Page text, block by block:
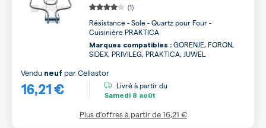
(1)
Résistance - Sole - Quartz pour Four -
Cuisinière PRAKTICA
Marques compatibles : GORENJE, FORON,
SIDEX, PRIVILEG, PRAKTICA, JUWEL
16,21 €
Vendu neuf parCellastor
Livré à partir du
Samedi 8 août
Plus d’offres à partir de16,21 €